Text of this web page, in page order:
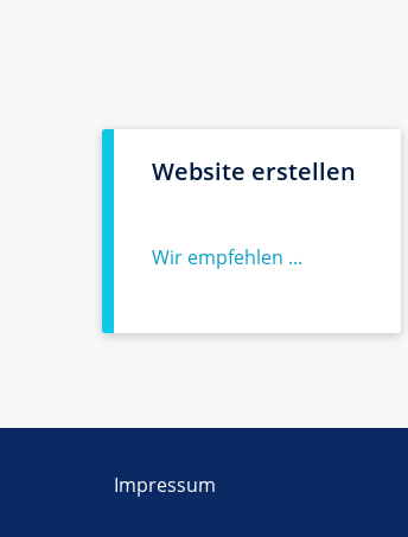
Website erstellen
Wir empfehlen ...
Impressum